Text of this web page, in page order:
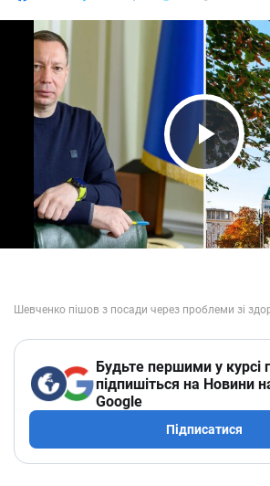
Play
Будьте першими у курсі
підпишіться на Новини
Google
Підписатися